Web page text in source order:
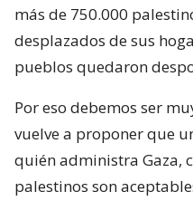
más de 750.000
desplazados de sus
pueblos quedaron
Por eso debemos ser
vuelve a proponer que
quién administra Gaza,
palestinos son